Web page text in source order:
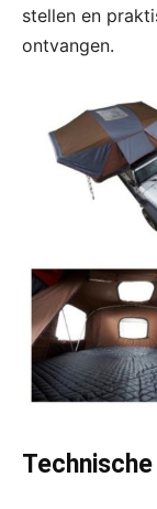
stellen en
ontvangen.